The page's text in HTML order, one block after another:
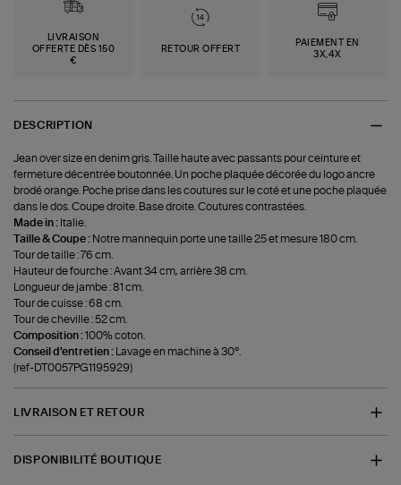
LIVRAISON
OFFERTE DÈS 150
€
RETOUR OFFERT
PAIEMENT EN
3X,4X
DESCRIPTION
Jean over size en denim gris. Taille haute avec passants pour ceinture et
fermeture décentrée boutonnée. Un poche plaquée décorée du logo ancre
brodé orange. Poche prise dans les coutures sur le coté et une poche plaquée
dans le dos. Coupe droite. Base droite. Coutures contrastées.
Made in : Italie.
Taille & Coupe : Notre mannequin porte une taille 25 et mesure 180 cm.
Tour de taille : 76 cm.
Hauteur de fourche : Avant 34 cm, arrière 38 cm.
Longueur de jambe : 81 cm.
Tour de cuisse : 68 cm.
Tour de cheville : 52 cm.
Composition :100% coton.
Conseil d'entretien :
Lavage en machine à 30°.
(ref-DT0057PG1195929)
LIVRAISON ET RETOUR
DISPONIBILITÉ BOUTIQUE